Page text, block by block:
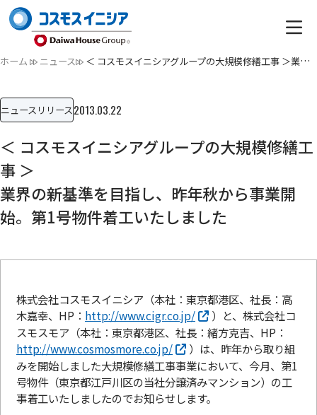
ホーム ニュース ＜ コスモスイニシアグループの大規模修繕工事 ＞業界の新基準…
ニュースリリース2013.03.22
＜ コスモスイニシアグループの大規模修繕工
事 ＞
業界の新基準を目指し、昨年秋から事業開
始。第1号物件着工いたしました
株式会社コスモスイニシア（本社：東京都港区、社長：高
木嘉幸、HP： http://www.cigr.co.jp/
）と、株式会社コ
スモスモア（本社：東京都港区、社長：緒方克吉、HP：
http://www.cosmosmore.co.jp/
）は、昨年から取り組
みを開始しました大規模修繕工事事業において、今月、第1
号物件（東京都江戸川区の当社分譲済みマンション）の工
事着工いたしましたのでお知らせします。